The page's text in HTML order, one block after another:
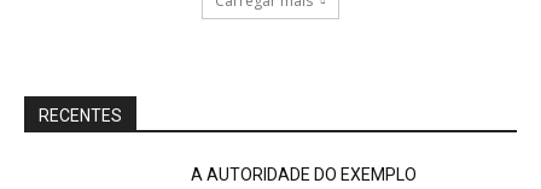
RECENTES
A AUTORIDADE DO EXEMPLO